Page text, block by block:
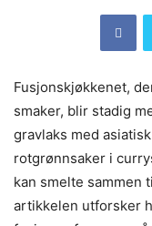
Fusjonskjøkkenet,
smaker, blir stadig
gravlaks med
rotgrønnsaker i
kan smelte sammen
artikkelen utforsker